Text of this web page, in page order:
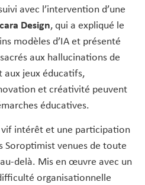
avec l’intervention d’une
Design, qui a expliqué le
modèles d’IA et présenté
aux hallucinations de
aux jeux éducatifs,
et créativité peuvent
éducatives.
vif intérêt et une participation
Soroptimist venues de toute
delà. Mis en œuvre avec un
organisationnelle